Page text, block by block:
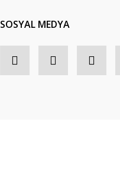
SOSYAL MEDYA